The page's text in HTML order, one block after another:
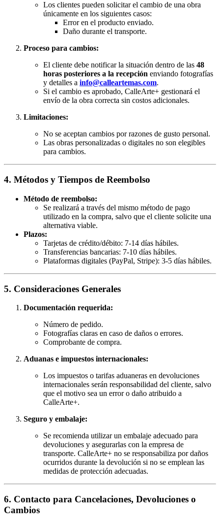
Los clientes pueden solicitar el cambio de una obra
únicamente en los siguientes casos:
Error en el producto enviado.
Daño durante el transporte.
Proceso para cambios:
El cliente debe notificar la situación dentro de las 48
horas posteriores a la recepción enviando fotografías
y detalles a info@calleartemas.com.
Si el cambio es aprobado, CalleArte+ gestionará el
envío de la obra correcta sin costos adicionales.
Limitaciones:
No se aceptan cambios por razones de gusto personal.
Las obras personalizadas o digitales no son elegibles
para cambios.
4. Métodos y Tiempos de Reembolso
Método de reembolso:
Se realizará a través del mismo método de pago
utilizado en la compra, salvo que el cliente solicite una
alternativa viable.
Plazos:
Tarjetas de crédito/débito: 7-14 días hábiles.
Transferencias bancarias: 7-10 días hábiles.
Plataformas digitales (PayPal, Stripe): 3-5 días hábiles.
5. Consideraciones Generales
Documentación requerida:
Número de pedido.
Fotografías claras en caso de daños o errores.
Comprobante de compra.
Aduanas e impuestos internacionales:
Los impuestos o tarifas aduaneras en devoluciones
internacionales serán responsabilidad del cliente, salvo
que el motivo sea un error o daño atribuido a
CalleArte+.
Seguro y embalaje:
Se recomienda utilizar un embalaje adecuado para
devoluciones y asegurarlas con la empresa de
transporte. CalleArte+ no se responsabiliza por daños
ocurridos durante la devolución si no se emplean las
medidas de protección adecuadas.
6. Contacto para Cancelaciones, Devoluciones o
Cambios